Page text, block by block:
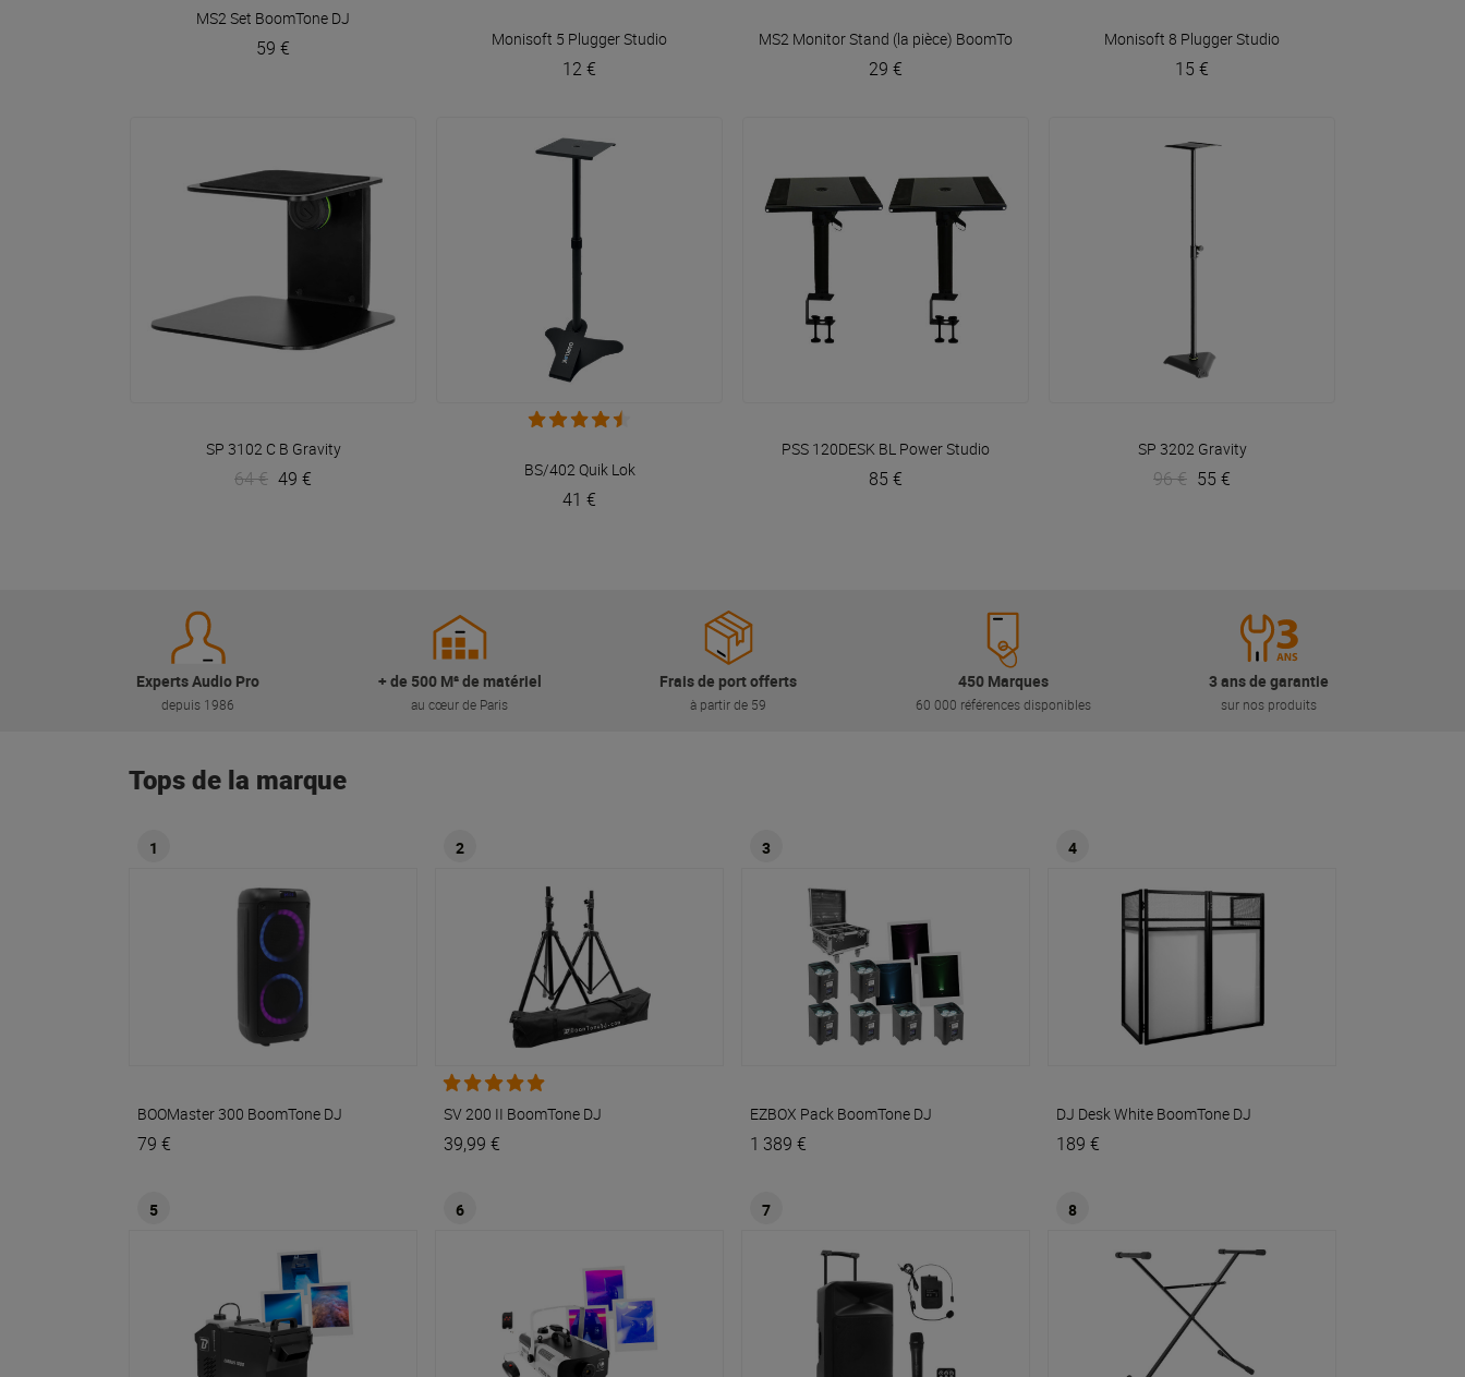
VOIR EN DÉTAIL
MS2 Set BoomTone DJ
59 € Monisoft 5 Plugger Studio
12 €
MS2 Monitor Stand (la pièce) BoomTone DJ
29 €
Monisoft 8 Plugger Studio
15 €
VOIR EN DÉTAIL
SP 3102 C B Gravity
64 € 49 € BS/402 Quik Lok
41 €
VOIR EN DÉTAIL
PSS 120DESK BL Power Studio
85 €
VOIR EN DÉTAIL
SP 3202 Gravity
96 € 55 €
Experts Audio Pro
depuis 1986
+ de 500 M² de matériel
au cœur de Paris
Frais de port offerts
à partir de 59
450 Marques
60 000 références disponibles
3 ans de garantie
sur nos produits
Tops de la marque
1
BOOMaster 300 BoomTone DJ
79 €
2
SV 200 II BoomTone DJ
39,99 €
3
EZBOX Pack BoomTone DJ
1 389 €
4
DJ Desk White BoomTone DJ
189 €
5 6 7 8